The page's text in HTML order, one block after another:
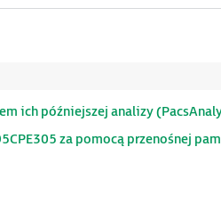
ich późniejszej analizy
za pomocą przenośnej